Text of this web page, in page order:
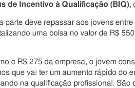
de Incentivo à Qualificação (BIQ),
parte deve repassar aos jovens
uma bolsa no valor de R$
e R$ 275 da empresa, o jovem
que vai ter um aumento rápido do
na qualificação profissional. São